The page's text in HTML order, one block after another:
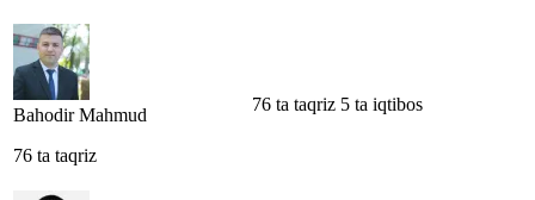
Bahodir Mahmud
76 ta taqriz
76 ta taqriz 5 ta iqtibos